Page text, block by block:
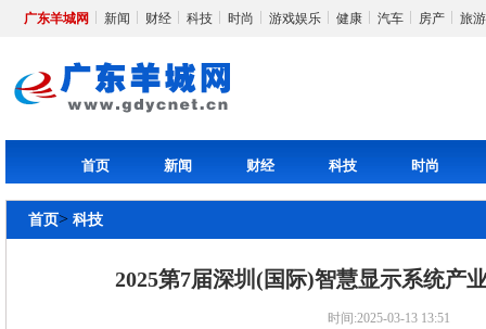
广东羊城网 新闻 财经 科技 时尚 游戏娱乐 健康 汽车 房产 旅游
首页 新闻 财经 科技 时尚
首页> 科技
2025第7届深圳(国际)智慧显示系统产
时间:2025-03-13 13:51